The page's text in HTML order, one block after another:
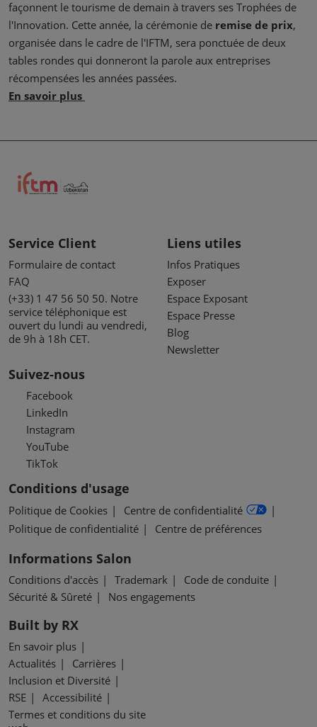
façonnent le tourisme de demain à travers ses Trophées de
l'Innovation. Cette année, la cérémonie de remise de prix,
organisée dans le cadre de l'IFTM, sera ponctuée de deux
tables rondes qui donneront la parole aux entreprises
récompensées les années passées.
En savoir plus
Service Client
Formulaire de contact
FAQ
(+33) 1 47 56 50 50. Notre
service téléphonique est
ouvert du lundi au vendredi,
de 9h à 18h CET.
Liens utiles
Infos Pratiques
Exposer
Espace Exposant
Espace Presse
Blog
Newsletter
Suivez-nous
Facebook
LinkedIn
Instagram
YouTube
TikTok
Conditions d'usage
Politique de Cookies
Centre de confidentialité
Politique de confidentialité
Centre de préférences
Informations Salon
Conditions d'accès Trademark
Code de conduite
Sécurité & Sûreté
Nos engagements
Built by RX
En savoir plus
Actualités
Carrières
Inclusion et Diversité
RSE
Accessibilité
Termes et conditions du site